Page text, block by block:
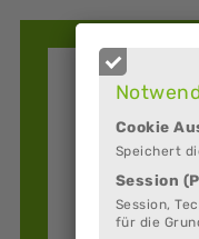
Cookie
Speichert
Session
Session,
für die